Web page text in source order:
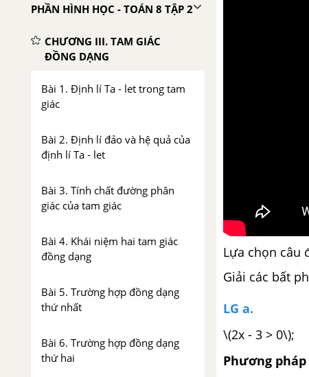
PHẦN HÌNH HỌC - TOÁN 8 TẬP 2
CHƯƠNG III. TAM GIÁC
ĐỒNG DẠNG
Bài 1. Định lí Ta - let trong tam
giác
Bài 2. Định lí đảo và hệ quả của
định lí Ta - let
Bài 3. Tính chất đường phân
giác của tam giác
Bài 4. Khái niệm hai tam giác
đồng dạng
Bài 5. Trường hợp đồng dạng
thứ nhất
Bài 6. Trường hợp đồng dạng
thứ hai
Lựa chọn câu
Giải các bất
LG a.
\(2x - 3 > 0\);
Phương